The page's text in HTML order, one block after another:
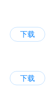
下载
下载